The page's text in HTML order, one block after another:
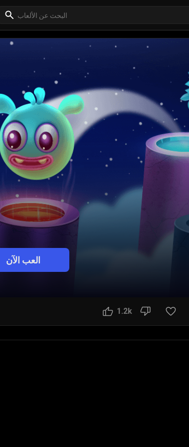
العب الآن
1.2k